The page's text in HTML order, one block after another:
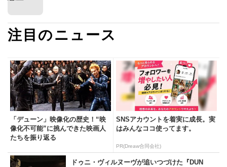
注目のニュース
「デューン」映像化の歴史！“映
像化不可能”に挑んできた映画人
たちを振り返る
SNSアカウントを着実に成長。実
はみんなココ使ってます。
PR(Dreaw合同会社)
ドゥニ・ヴィルヌーヴが追いつづけた『DUN